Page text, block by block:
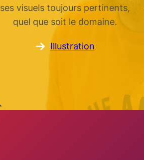
ses visuels toujours pertinents,
quel que soit le domaine.
Illustration